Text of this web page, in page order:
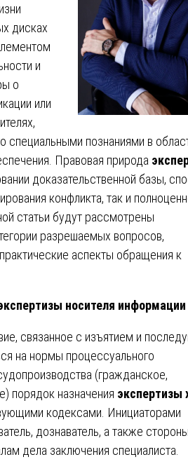
дисках
и
о
или
познаниями в
Правовая природа
доказательственной базы,
конфликта, так и
статьи будут рассмотрены
разрешаемых вопросов,
аспекты обращения к
носителя информации
связанное с изъятием и
на нормы процессуального
(гражданское,
порядок назначения экспертизы
кодексами. Инициаторами
дознаватель, а также
дела заключения специалиста.